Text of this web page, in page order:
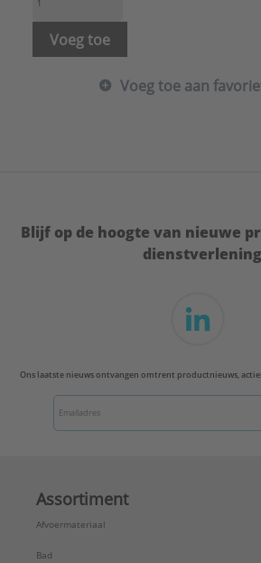
Voeg toe
Voeg toe aan
Blijf op de hoogte van nieuwe
dienstverlening
Ons laatste nieuws ontvangen omtrent productnieuws,
Assortiment
Afvoermateriaal
Bad